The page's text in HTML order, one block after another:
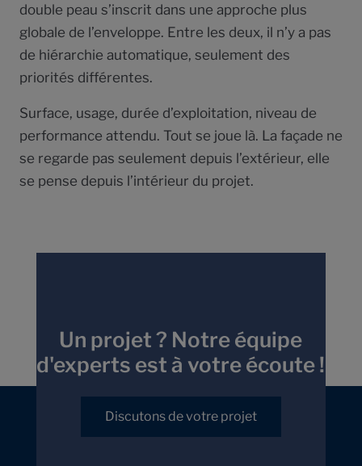
double peau s’inscrit dans une approche plus
globale de l’enveloppe. Entre les deux, il n’y a pas
de hiérarchie automatique, seulement des
priorités différentes.
Surface, usage, durée d’exploitation, niveau de
performance attendu. Tout se joue là. La façade ne
se regarde pas seulement depuis l’extérieur, elle
se pense depuis l’intérieur du projet.
Un projet ? Notre équipe
d'experts est à votre écoute !
Discutons de votre projet